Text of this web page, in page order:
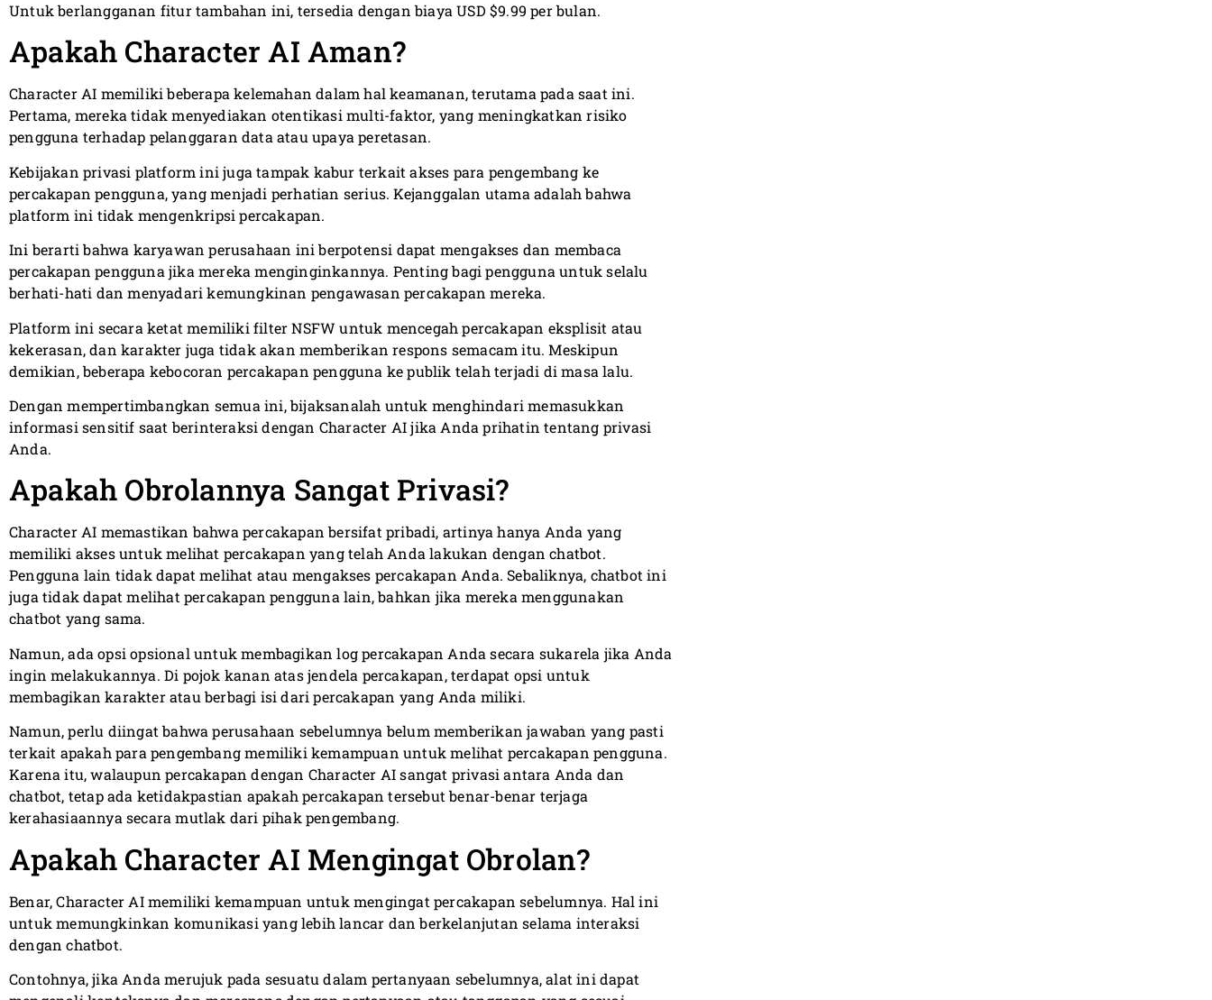
Untuk berlangganan fitur tambahan ini, tersedia dengan biaya USD $9.99 per bulan.
Apakah Character AI Aman?
Character AI memiliki beberapa kelemahan dalam hal keamanan, terutama pada saat ini.
Pertama, mereka tidak menyediakan otentikasi multi-faktor, yang meningkatkan risiko
pengguna terhadap pelanggaran data atau upaya peretasan.
Kebijakan privasi platform ini juga tampak kabur terkait akses para pengembang ke
percakapan pengguna, yang menjadi perhatian serius. Kejanggalan utama adalah bahwa
platform ini tidak mengenkripsi percakapan.
Ini berarti bahwa karyawan perusahaan ini berpotensi dapat mengakses dan membaca
percakapan pengguna jika mereka menginginkannya. Penting bagi pengguna untuk selalu
berhati-hati dan menyadari kemungkinan pengawasan percakapan mereka.
Platform ini secara ketat memiliki filter NSFW untuk mencegah percakapan eksplisit atau
kekerasan, dan karakter juga tidak akan memberikan respons semacam itu. Meskipun
demikian, beberapa kebocoran percakapan pengguna ke publik telah terjadi di masa lalu.
Dengan mempertimbangkan semua ini, bijaksanalah untuk menghindari memasukkan
informasi sensitif saat berinteraksi dengan Character AI jika Anda prihatin tentang privasi
Anda.
Apakah Obrolannya Sangat Privasi?
Character AI memastikan bahwa percakapan bersifat pribadi, artinya hanya Anda yang
memiliki akses untuk melihat percakapan yang telah Anda lakukan dengan chatbot.
Pengguna lain tidak dapat melihat atau mengakses percakapan Anda. Sebaliknya, chatbot ini
juga tidak dapat melihat percakapan pengguna lain, bahkan jika mereka menggunakan
chatbot yang sama.
Namun, ada opsi opsional untuk membagikan log percakapan Anda secara sukarela jika Anda
ingin melakukannya. Di pojok kanan atas jendela percakapan, terdapat opsi untuk
membagikan karakter atau berbagi isi dari percakapan yang Anda miliki.
Namun, perlu diingat bahwa perusahaan sebelumnya belum memberikan jawaban yang pasti
terkait apakah para pengembang memiliki kemampuan untuk melihat percakapan pengguna.
Karena itu, walaupun percakapan dengan Character AI sangat privasi antara Anda dan
chatbot, tetap ada ketidakpastian apakah percakapan tersebut benar-benar terjaga
kerahasiaannya secara mutlak dari pihak pengembang.
Apakah Character AI Mengingat Obrolan?
Benar, Character AI memiliki kemampuan untuk mengingat percakapan sebelumnya. Hal ini
untuk memungkinkan komunikasi yang lebih lancar dan berkelanjutan selama interaksi
dengan chatbot.
Contohnya, jika Anda merujuk pada sesuatu dalam pertanyaan sebelumnya, alat ini dapat